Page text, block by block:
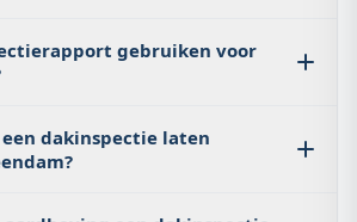
met schriftelijk rapport kost €150–
gebruiken voor
rapport is direct bruikbaar bij het
Groningen) voor uw
dakinspectie laten